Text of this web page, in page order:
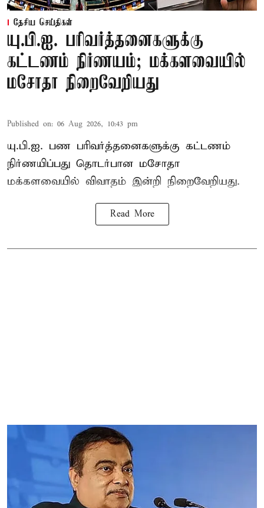
தேசிய செய்திகள்
யு.பி.ஐ. பரிவர்த்தனைகளுக்கு
கட்டணம் நிர்ணயம்; மக்களவையில்
மசோதா நிறைவேறியது
Published on: 06 Aug 2026, 10:43 pm
யு.பி.ஐ. பண பரிவர்த்தனைகளுக்கு கட்டணம்
நிர்ணயிப்பது தொடர்பான மசோதா
மக்களவையில் விவாதம் இன்றி நிறைவேறியது.
Read More